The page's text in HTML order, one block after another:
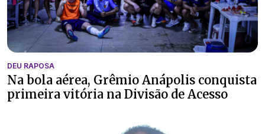
DEU RAPOSA
Na bola aérea, Grêmio Anápolis conquista
primeira vitória na Divisão de Acesso